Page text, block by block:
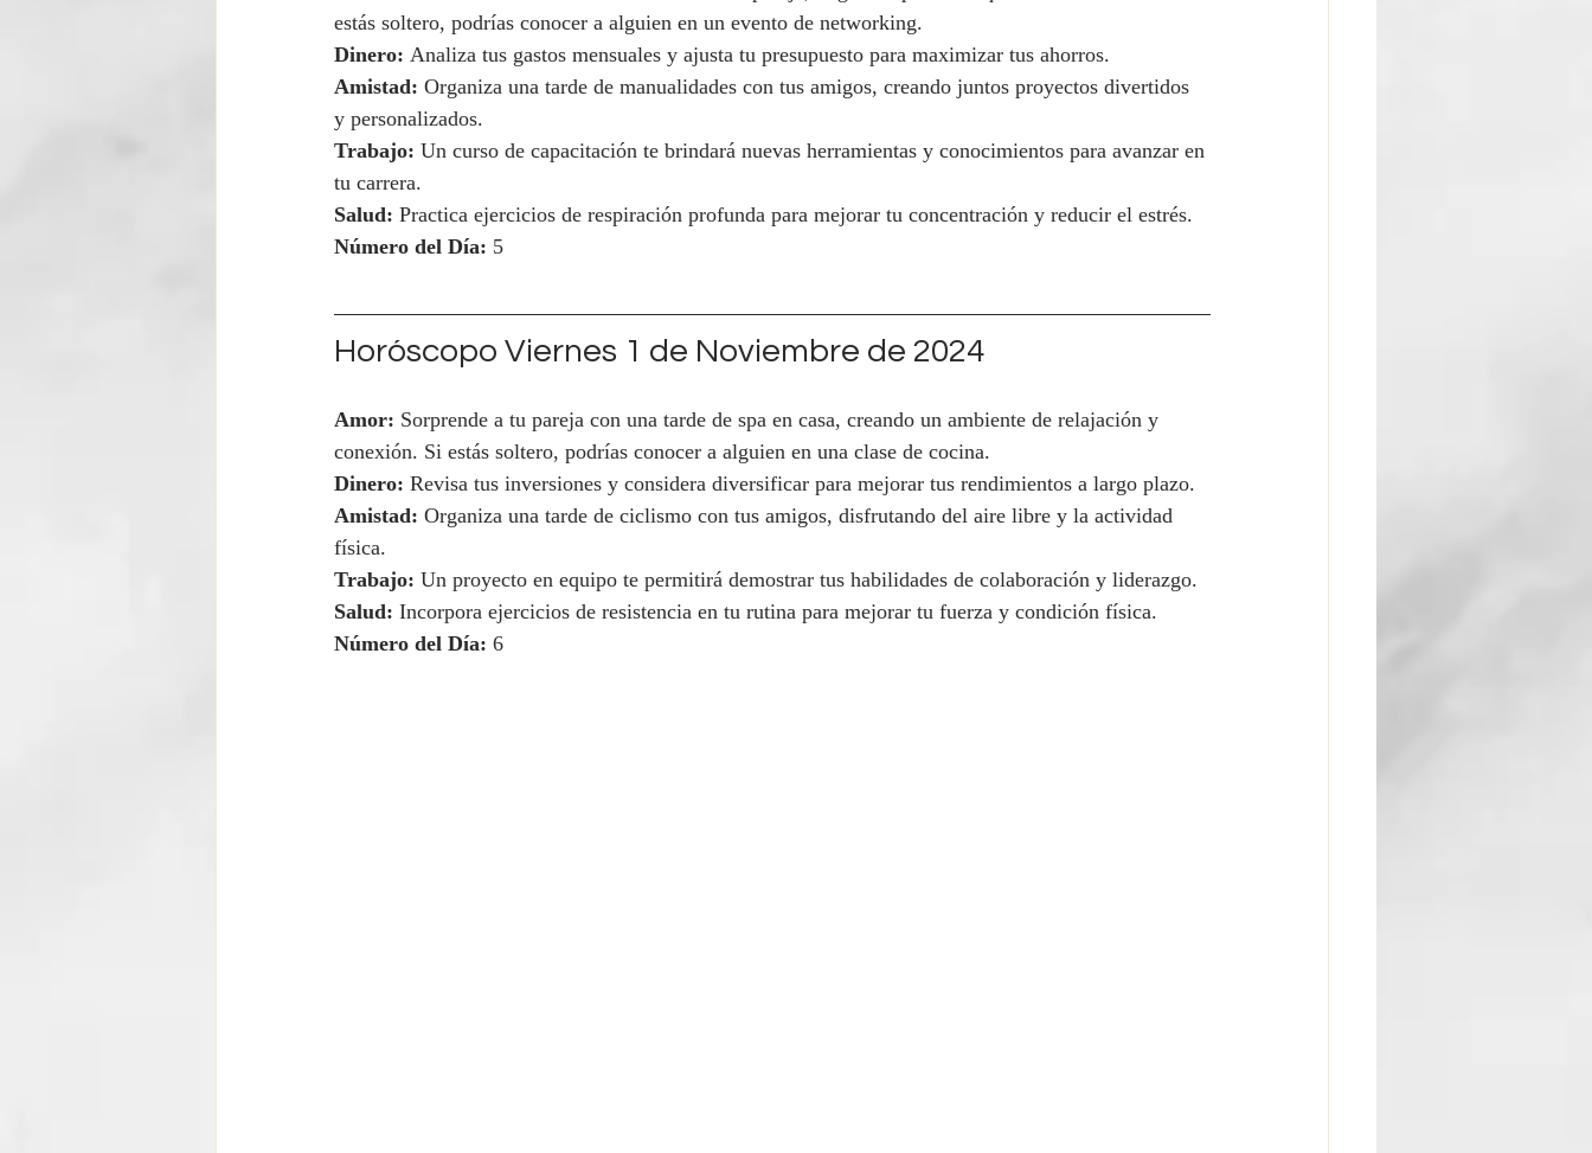
estás soltero, podrías conocer a alguien en un evento de networking.
Dinero: Analiza tus gastos mensuales y ajusta tu presupuesto para maximizar tus ahorros.
Amistad: Organiza una tarde de manualidades con tus amigos, creando juntos proyectos divertidos
y personalizados.
Trabajo: Un curso de capacitación te brindará nuevas herramientas y conocimientos para avanzar en
tu carrera.
Salud: Practica ejercicios de respiración profunda para mejorar tu concentración y reducir el estrés.
Número del Día: 5
Horóscopo Viernes 1 de Noviembre de 2024
Amor: Sorprende a tu pareja con una tarde de spa en casa, creando un ambiente de relajación y
conexión. Si estás soltero, podrías conocer a alguien en una clase de cocina.
Dinero: Revisa tus inversiones y considera diversificar para mejorar tus rendimientos a largo plazo.
Amistad: Organiza una tarde de ciclismo con tus amigos, disfrutando del aire libre y la actividad
física.
Trabajo: Un proyecto en equipo te permitirá demostrar tus habilidades de colaboración y liderazgo.
Salud: Incorpora ejercicios de resistencia en tu rutina para mejorar tu fuerza y condición física.
Número del Día: 6